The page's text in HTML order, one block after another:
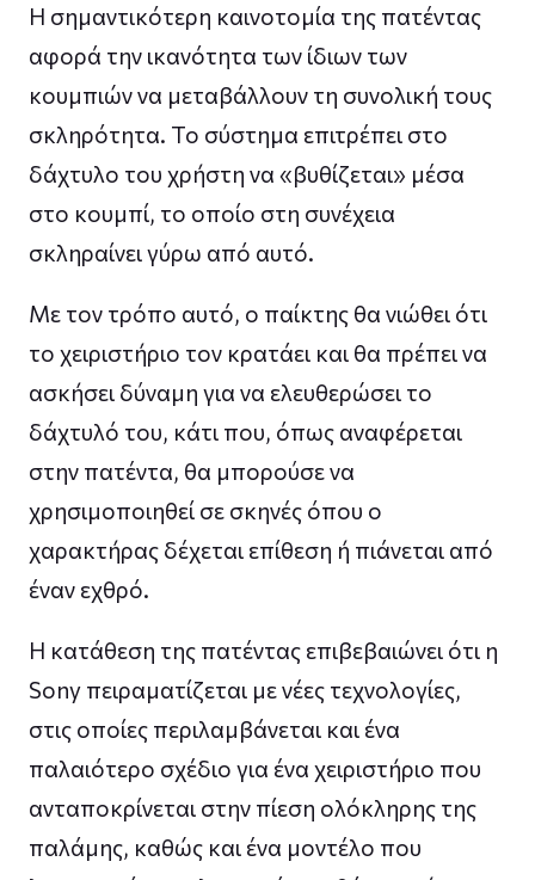
Η σημαντικότερη καινοτομία της πατέντας
αφορά την ικανότητα των ίδιων των
κουμπιών να μεταβάλλουν τη συνολική τους
σκληρότητα. Το σύστημα επιτρέπει στο
δάχτυλο του χρήστη να «βυθίζεται» μέσα
στο κουμπί, το οποίο στη συνέχεια
σκληραίνει γύρω από αυτό.
Με τον τρόπο αυτό, ο παίκτης θα νιώθει ότι
το χειριστήριο τον κρατάει και θα πρέπει να
ασκήσει δύναμη για να ελευθερώσει το
δάχτυλό του, κάτι που, όπως αναφέρεται
στην πατέντα, θα μπορούσε να
χρησιμοποιηθεί σε σκηνές όπου ο
χαρακτήρας δέχεται επίθεση ή πιάνεται από
έναν εχθρό.
Η κατάθεση της πατέντας επιβεβαιώνει ότι η
Sony πειραματίζεται με νέες τεχνολογίες,
στις οποίες περιλαμβάνεται και ένα
παλαιότερο σχέδιο για ένα χειριστήριο που
ανταποκρίνεται στην πίεση ολόκληρης της
παλάμης, καθώς και ένα μοντέλο που